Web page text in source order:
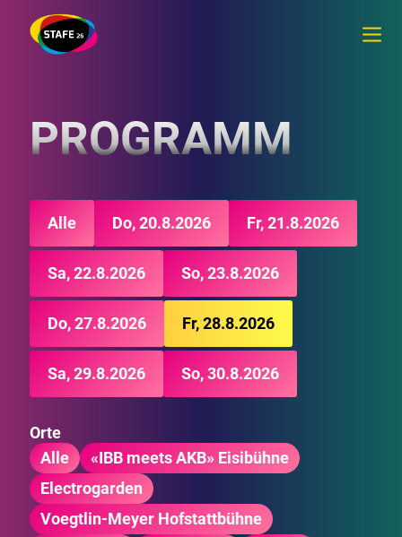
PROGRAMM
Alle Do, 20.8.2026 Fr, 21.8.2026
Sa, 22.8.2026 So, 23.8.2026
Do, 27.8.2026 Fr, 28.8.2026
Sa, 29.8.2026 So, 30.8.2026
Orte
Alle
«IBB meets AKB» Eisibühne
Electrogarden
Voegtlin-Meyer Hofstattbühne